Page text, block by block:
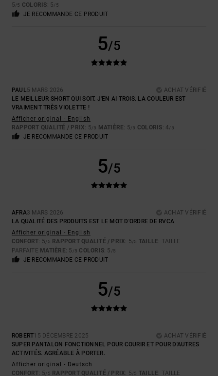
5/5 COLORIS: 5/5
JE RECOMMANDE CE PRODUIT
5/5
PAUL5 MARS 2026
ACHAT VÉRIFIÉ
LE MEILLEUR SHORT QUI SOIT. J'EN AI TROIS. LA COULEUR EST
VRAIMENT TRÈS VIOLETTE !
Afficher original - English
RAPPORT QUALITÉ / PRIX: 5/5 MATIÈRE: 5/5 COLORIS: 4/5
JE RECOMMANDE CE PRODUIT
5/5
AFRA3 MARS 2026
ACHAT VÉRIFIÉ
LA QUALITÉ DES PRODUITS EST LE MOT D'ORDRE DE RVCA
Afficher original - English
CONFORT: 5/5 RAPPORT QUALITÉ / PRIX: 5/5 TAILLE: TAILLE
PARFAITE MATIÈRE: 5 /5 COLORIS: 5 /5
JE RECOMMANDE CE PRODUIT
5/5
ROBERT15 DÉCEMBRE 2025
ACHAT VÉRIFIÉ
SUPER PANTALON FONCTIONNEL POUR COURIR ET POUR D'AUTRES
ACTIVITÉS. AGRÉABLE À PORTER.
Afficher original - Deutsch
CONFORT: 5/5 RAPPORT QUALITÉ / PRIX: 5/5 TAILLE: TAILLE